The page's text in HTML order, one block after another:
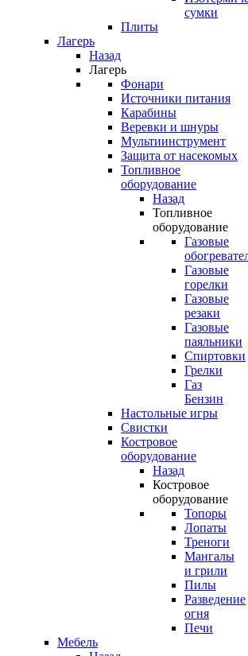
сумки
Плиты
Лагерь
Назад
Лагерь
Фонари
Источники питания
Карабины
Веревки и шнуры
Мультиинструмент
Защита от насекомых
Топливное
оборудование
Назад
Топливное
оборудование
Газовые
Газовые
горелки
Газовые
резаки
Газовые
паяльники
Спиртовки
Грелки
Газ
Бензин
Настольные игры
Свистки
Костровое
оборудование
Назад
Костровое
оборудование
Топоры
Лопаты
Треноги
Мангалы
и грили
Пилы
Разведение
огня
Печи
Мебель